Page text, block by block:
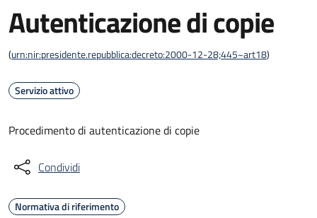
Autenticazione di copie
(urn:nir:presidente.repubblica:decreto:2000-12-28;445~art18)
Servizio attivo
Procedimento di autenticazione di copie
Condividi
Normativa di riferimento